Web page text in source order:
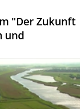
"Der Zukunft
und